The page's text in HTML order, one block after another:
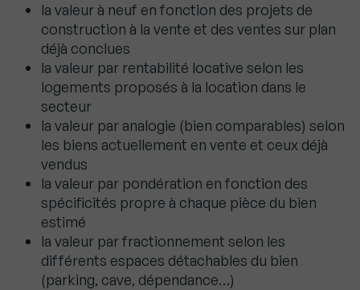
la valeur à neuf en fonction des projets de
construction à la vente et des ventes sur plan
déjà conclues
la valeur par rentabilité locative selon les
logements proposés à la location dans le
secteur
la valeur par analogie (bien comparables) selon
les biens actuellement en vente et ceux déjà
vendus
la valeur par pondération en fonction des
spécificités propre à chaque pièce du bien
estimé
la valeur par fractionnement selon les
différents espaces détachables du bien
(parking, cave, dépendance…)